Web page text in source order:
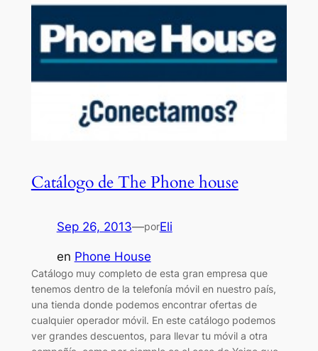
Catálogo de The Phone house
Sep 26, 2013—porEli
en Phone House
Catálogo muy completo de esta gran empresa que
tenemos dentro de la telefonía móvil en nuestro país,
una tienda donde podemos encontrar ofertas de
cualquier operador móvil. En este catálogo podemos
ver grandes descuentos, para llevar tu móvil a otra